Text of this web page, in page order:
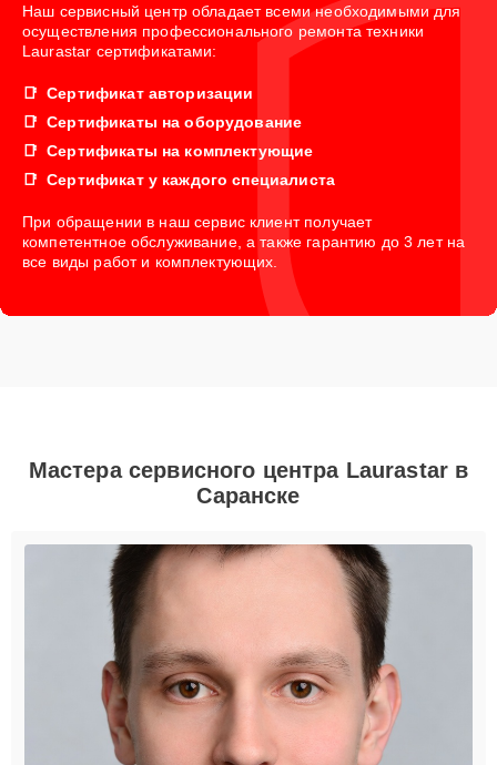
Наш сервисный центр обладает всеми необходимыми для
осуществления профессионального ремонта техники
Laurastar сертификатами:
Сертификат авторизации
Сертификаты на оборудование
Сертификаты на комплектующие
Сертификат у каждого специалиста
При обращении в наш сервис клиент получает
компетентное обслуживание, а также гарантию до 3 лет на
все виды работ и комплектующих.
Мастера сервисного центра Laurastar в
Саранске